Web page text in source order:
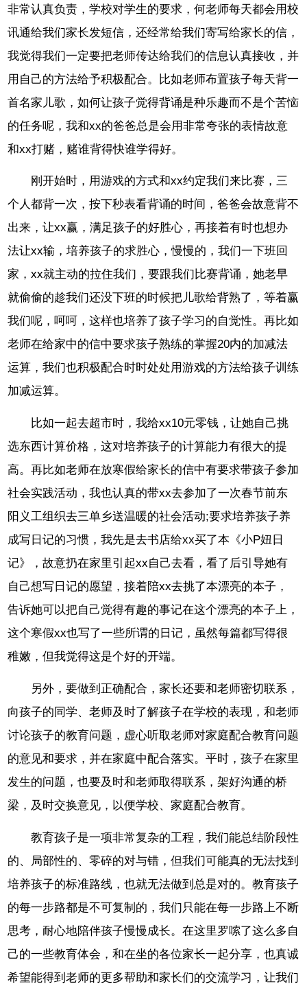
非常认真负责，学校对学生的要求，何老师每天都会用校
讯通给我们家长发短信，还经常给我们寄写给家长的信，
我觉得我们一定要把老师传达给我们的信息认真接收，并
用自己的方法给予积极配合。比如老师布置孩子每天背一
首名家儿歌，如何让孩子觉得背诵是种乐趣而不是个苦恼
的任务呢，我和xx的爸爸总是会用非常夸张的表情故意
和xx打赌，赌谁背得快谁学得好。
刚开始时，用游戏的方式和xx约定我们来比赛，三
个人都背一次，按下秒表看背诵的时间，爸爸会故意背不
出来，让xx赢，满足孩子的好胜心，再接着有时也想办
法让xx输，培养孩子的求胜心，慢慢的，我们一下班回
家，xx就主动的拉住我们，要跟我们比赛背诵，她老早
就偷偷的趁我们还没下班的时候把儿歌给背熟了，等着赢
我们呢，呵呵，这样也培养了孩子学习的自觉性。再比如
老师在给家中的信中要求孩子熟练的掌握20内的加减法
运算，我们也积极配合时时处处用游戏的方法给孩子训练
加减运算。
比如一起去超市时，我给xx10元零钱，让她自己挑
选东西计算价格，这对培养孩子的计算能力有很大的提
高。再比如老师在放寒假给家长的信中有要求带孩子参加
社会实践活动，我也认真的带xx去参加了一次春节前东
阳义工组织去三单乡送温暖的社会活动;要求培养孩子养
成写日记的习惯，我先是去书店给xx买了本《小P妞日
记》，故意扔在家里引起xx自己去看，看了后引导她有
自己想写日记的愿望，接着陪xx去挑了本漂亮的本子，
告诉她可以把自己觉得有趣的事记在这个漂亮的本子上，
这个寒假xx也写了一些所谓的日记，虽然每篇都写得很
稚嫩，但我觉得这是个好的开端。
另外，要做到正确配合，家长还要和老师密切联系，
向孩子的同学、老师及时了解孩子在学校的表现，和老师
讨论孩子的教育问题，虚心听取老师对家庭配合教育问题
的意见和要求，并在家庭中配合落实。平时，孩子在家里
发生的问题，也要及时和老师取得联系，架好沟通的桥
梁，及时交换意见，以便学校、家庭配合教育。
教育孩子是一项非常复杂的工程，我们能总结阶段性
的、局部性的、零碎的对与错，但我们可能真的无法找到
培养孩子的标准路线，也就无法做到总是对的。教育孩子
的每一步路都是不可复制的，我们只能在每一步路上不断
思考，耐心地陪伴孩子慢慢成长。在这里罗嗦了这么多自
己的一些教育体会，和在坐的各位家长一起分享，也真诚
希望能得到老师的更多帮助和家长们的交流学习，让我们